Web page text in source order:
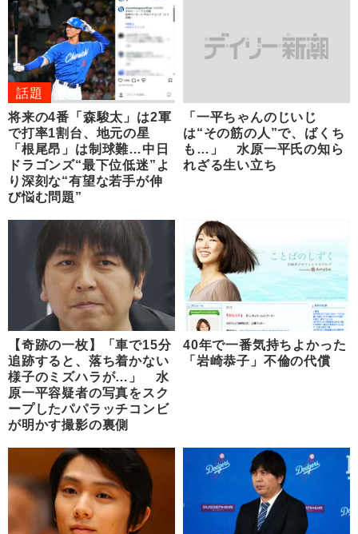
話題
将来の4番「森駿太」は2軍
で打率1割台、地元の星
「根尾昂」は制球難…中日
ドラゴンズ“最下位低迷”よ
り深刻な“有望な若手が伸
び悩む問題”
「一平ちゃんのじいじ
は“その筋の人”で、ばくち
も…」 水原一平氏の知ら
れざる生い立ち
【奇跡の一枚】「車で15分
追跡すると、落ち着かない
様子のミズハラが…」 水
原一平容疑者の写真をスク
ープしたパパラッチコンビ
が明かす撮影の裏側
40年で一番気持ちよかった
「岩崎恭子」不倫の代償